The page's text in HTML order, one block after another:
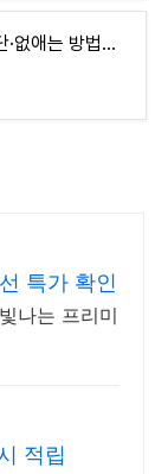
카카오톡 숏폼 끄기·삭제·차단·없애는 방법｜자녀(미성년)·자동 재생 끄기·업데이트 해제
특가 확인
나는 프리미
적립